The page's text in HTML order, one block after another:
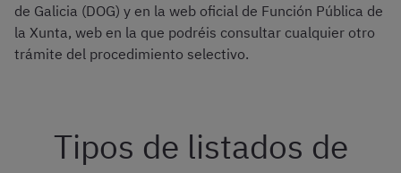
de Galicia (DOG) y en la web oficial de Función Pública de
la Xunta, web en la que podréis consultar cualquier otro
trámite del procedimiento selectivo.
Tipos de listados de